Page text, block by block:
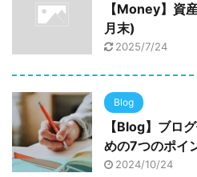
【Money】資
月末)
2025/7/24
Blog
【Blog】ブロ
めの7つのポイ
2024/10/24